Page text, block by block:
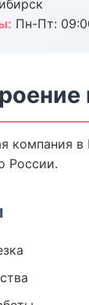
Пн-Пт:
компания
России.